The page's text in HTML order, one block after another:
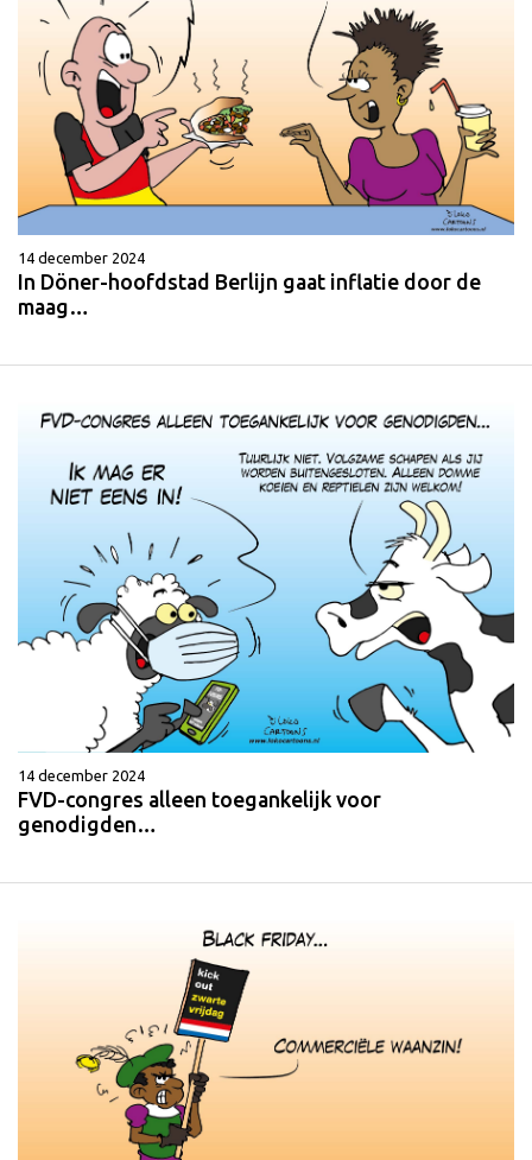
14 december 2024
In Döner-hoofdstad Berlijn gaat inflatie door de
maag…
14 december 2024
FVD-congres alleen toegankelijk voor
genodigden…